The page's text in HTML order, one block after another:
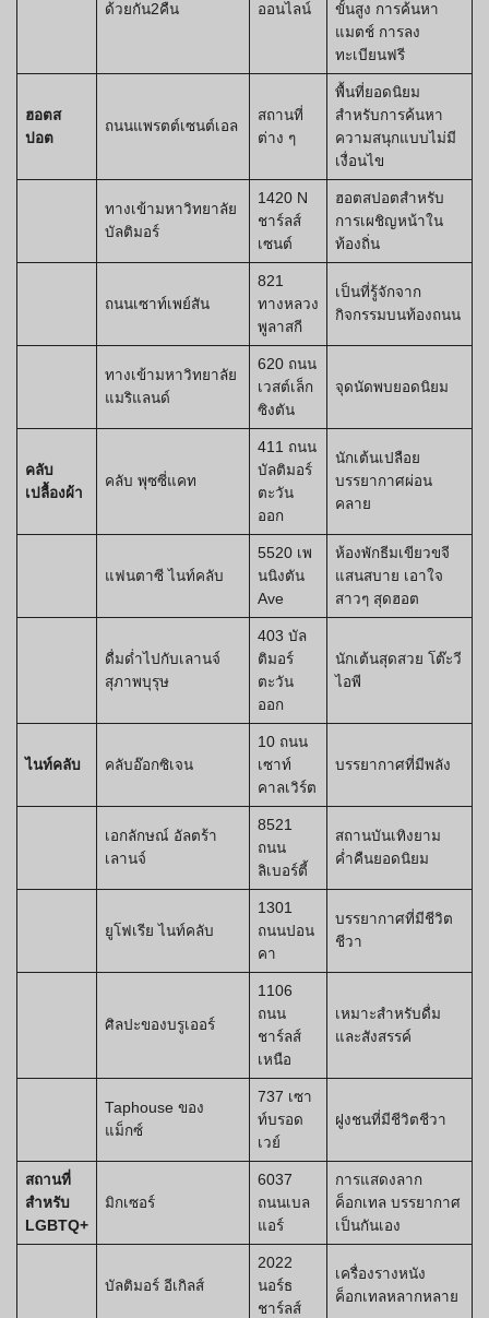
ด้วยกัน2คืน ออนไลน์
ขั้นสูง การค้นหา
แมตช์ การลง
ทะเบียนฟรี
ฮอตส
ปอต
ถนนแพรตต์เซนต์เอล
สถานที่
ต่าง ๆ
พื้นที่ยอดนิยม
สำหรับการค้นหา
ความสนุกแบบไม่มี
เงื่อนไข
ทางเข้ามหาวิทยาลัย
บัลติมอร์
1420 N
ชาร์ลส์
เซนต์
ฮอตสปอตสำหรับ
การเผชิญหน้าใน
ท้องถิ่น
ถนนเซาท์เพย์สัน
821
ทางหลวง
พูลาสกี
เป็นที่รู้จักจาก
กิจกรรมบนท้องถนน
ทางเข้ามหาวิทยาลัย
แมริแลนด์
620 ถนน
เวสต์เล็ก
ซิงตัน
จุดนัดพบยอดนิยม
คลับ
เปลื้องผ้า
คลับ พุซซี่แคท
411 ถนน
บัลติมอร์
ตะวัน
ออก
นักเต้นเปลือย
บรรยากาศผ่อน
คลาย
แฟนตาซี ไนท์คลับ
5520 เพ
นนิงตัน
Ave
ห้องพักธีมเขียวขจี
แสนสบาย เอาใจ
สาวๆ สุดฮอต
ดื่มด่ำไปกับเลานจ์
สุภาพบุรุษ
403 บัล
ติมอร์
ตะวัน
ออก
นักเต้นสุดสวย โต๊ะวี
ไอพี
ไนท์คลับ คลับอ๊อกซิเจน
10 ถนน
เซาท์
คาลเวิร์ต
บรรยากาศที่มีพลัง
เอกลักษณ์ อัลตร้า
เลานจ์
8521
ถนน
ลิเบอร์ตี้
สถานบันเทิงยาม
ค่ำคืนยอดนิยม
ยูโฟเรีย ไนท์คลับ
1301
ถนนปอน
คา
บรรยากาศที่มีชีวิต
ชีวา
ศิลปะของบรูเออร์
1106
ถนน
ชาร์ลส์
เหนือ
เหมาะสำหรับดื่ม
และสังสรรค์
Taphouse ของ
แม็กซ์
737 เซา
ท์บรอด
เวย์
ฝูงชนที่มีชีวิตชีวา
สถานที่
สำหรับ
LGBTQ+
มิกเซอร์
6037
ถนนเบล
แอร์
การแสดงลาก
ค็อกเทล บรรยากาศ
เป็นกันเอง
บัลติมอร์ อีเกิลส์
2022
นอร์ธ
ชาร์ลส์
เครื่องรางหนัง
ค็อกเทลหลากหลาย